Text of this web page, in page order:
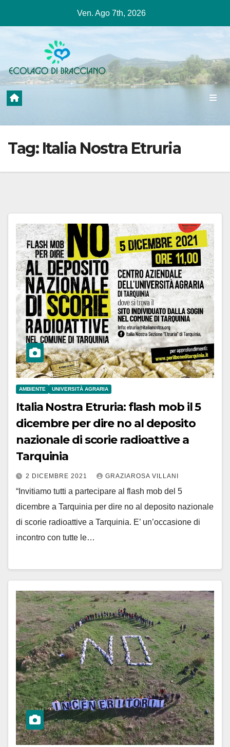
contenuto
Ven. Ago 7th, 2026
Tag: Italia Nostra Etruria
AMBIENTE UNIVERSITÀ AGRARIA
Italia Nostra Etruria: flash mob il 5
dicembre per dire no al deposito
nazionale di scorie radioattive a
Tarquinia
2 DICEMBRE 2021 GRAZIAROSA VILLANI
“Invitiamo tutti a partecipare al flash mob del 5
dicembre a Tarquinia per dire no al deposito nazionale
di scorie radioattive a Tarquinia. E’ un’occasione di
incontro con tutte le…